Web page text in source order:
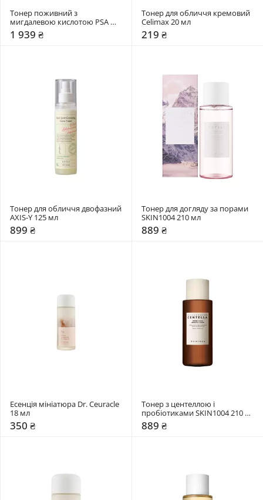
Тонер поживний з
мигдалевою кислотою PSA
100 мл
1 939 ₴
Тонер для обличчя кремовий
Celimax 20 мл
219 ₴
Тонер для обличчя двофазний
AXIS-Y 125 мл
899 ₴
Тонер для догляду за порами
SKIN1004 210 мл
889 ₴
Есенція мініатюра Dr. Ceuracle
18 мл
350 ₴
Тонер з центеллою і
пробіотиками SKIN1004 210
мл
889 ₴